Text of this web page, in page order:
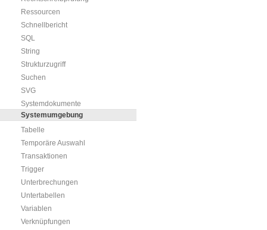
Ressourcen
Schnellbericht
SQL
String
Strukturzugriff
Suchen
SVG
Systemdokumente
Systemumgebung
Tabelle
Temporäre Auswahl
Transaktionen
Trigger
Unterbrechungen
Untertabellen
Variablen
Verknüpfungen